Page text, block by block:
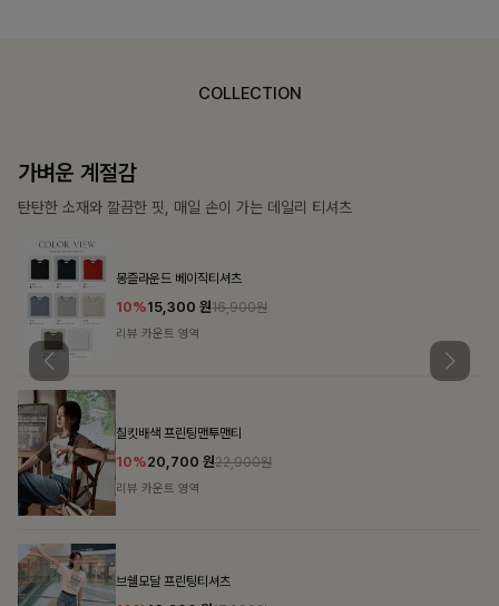
COLLECTION
가장 쉬운 코디
특별한 날부터 일상까지 함께하는 룩